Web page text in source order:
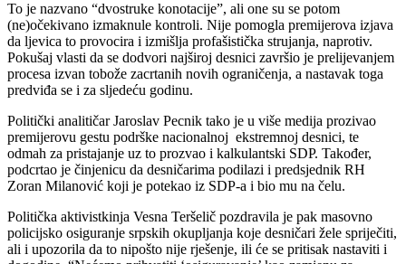
To je nazvano “dvostruke konotacije”, ali one su se potom
(ne)očekivano izmaknule kontroli. Nije pomogla premijerova izjava
da ljevica to provocira i izmišlja profašistička strujanja, naprotiv.
Pokušaj vlasti da se dodvori najširoj desnici završio je prelijevanjem
procesa izvan tobože zacrtanih novih ograničenja, a nastavak toga
predviđa se i za sljedeću godinu.
Politički analitičar Jaroslav Pecnik tako je u više medija prozivao
premijerovu gestu podrške nacionalnoj ekstremnoj desnici, te
odmah za pristajanje uz to prozvao i kalkulantski SDP. Također,
podcrtao je činjenicu da desničarima podilazi i predsjednik RH
Zoran Milanović koji je potekao iz SDP-a i bio mu na čelu.
Politička aktivistkinja Vesna Teršelič pozdravila je pak masovno
policijsko osiguranje srpskih okupljanja koje desničari žele spriječiti,
ali i upozorila da to nipošto nije rješenje, ili će se pritisak nastaviti i